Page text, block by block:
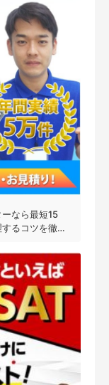
ーなら最短15
るコツを徹底